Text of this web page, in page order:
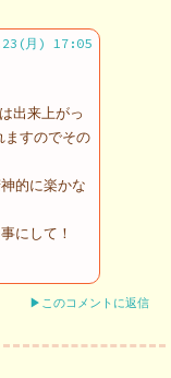
月) 17:05
出来上がっ
ますのでその
的に楽かな
にして！
▶このコメントに返信